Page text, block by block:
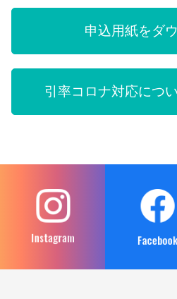
申込用紙をダ
引率コロナ対応につ